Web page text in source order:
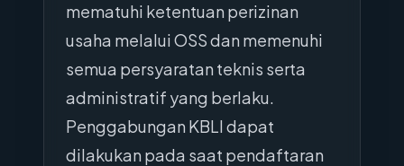
mematuhi ketentuan perizinan
usaha melalui OSS dan memenuhi
semua persyaratan teknis serta
administratif yang berlaku.
Penggabungan KBLI dapat
dilakukan pada saat pendaftaran